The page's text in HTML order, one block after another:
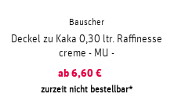
Bauscher
Deckel zu Kaka 0,30 ltr. Raffinesse
creme - MU -
ab 6,60 €
zurzeit nicht bestellbar